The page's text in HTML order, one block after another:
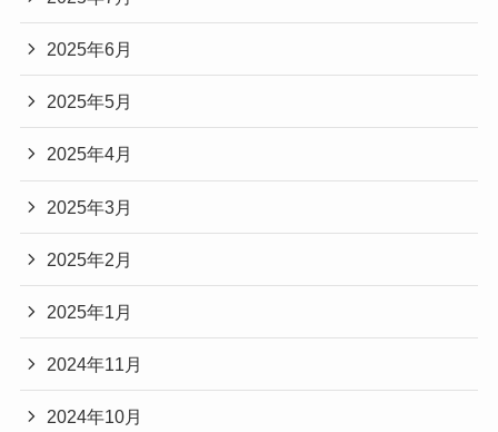
2025年6月
2025年5月
2025年4月
2025年3月
2025年2月
2025年1月
2024年11月
2024年10月